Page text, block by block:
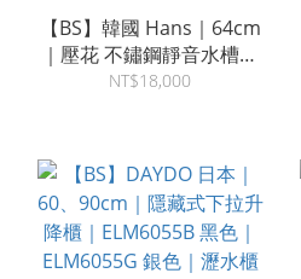
【BS】韓國 Hans｜64cm
｜壓花 不鏽鋼靜音水槽｜
signature-640 下崁安裝
NT$18,000